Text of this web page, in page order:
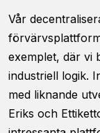
Vår
exemplet, där vi
industriell logik.
med liknande
Eriks och